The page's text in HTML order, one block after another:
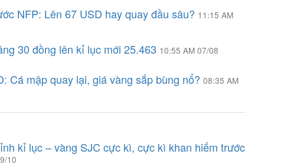
NFP: Lên 67 USD hay quay đầu sâu? 11:15 AM
30 đồng lên kỉ lục mới 25.463 10:55 AM 07/08
Cá mập quay lại, giá vàng sắp bùng nổ? 08:35 AM
kỉ lục – vàng SJC cực kì, cực kì khan hiếm trước
10